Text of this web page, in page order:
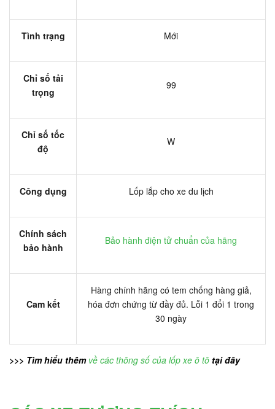
Tình trạng Mới
Chỉ số tải
trọng
99
Chỉ số tốc
độ
W
Công dụng Lốp lắp cho xe du lịch
Chính sách
bảo hành
Bảo hành điện tử chuẩn của hãng
Cam kết
Hàng chính hãng có tem chống hàng giả,
hóa đơn chứng từ đầy đủ. Lỗi 1 đổi 1 trong
30 ngày
>>> Tìm hiểu thêm về các thông số của lốp xe ô tô tại đây